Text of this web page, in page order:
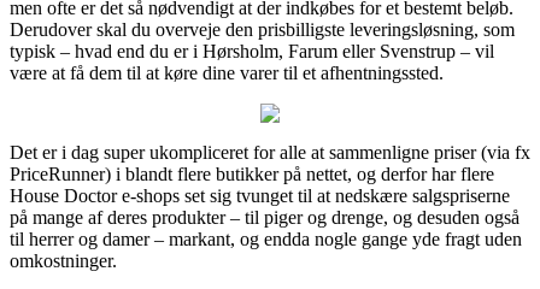
men ofte er det så nødvendigt at der indkøbes for et bestemt beløb.
Derudover skal du overveje den prisbilligste leveringsløsning, som
typisk – hvad end du er i Hørsholm, Farum eller Svenstrup – vil
være at få dem til at køre dine varer til et afhentningssted.
Det er i dag super ukompliceret for alle at sammenligne priser (via fx
PriceRunner) i blandt flere butikker på nettet, og derfor har flere
House Doctor e-shops set sig tvunget til at nedskære salgspriserne
på mange af deres produkter – til piger og drenge, og desuden også
til herrer og damer – markant, og endda nogle gange yde fragt uden
omkostninger.